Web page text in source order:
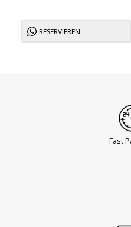
RESERVIEREN
Fast